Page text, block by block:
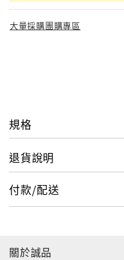
大量採購團購專區
規格
退貨說明
付款/配送
關於誠品